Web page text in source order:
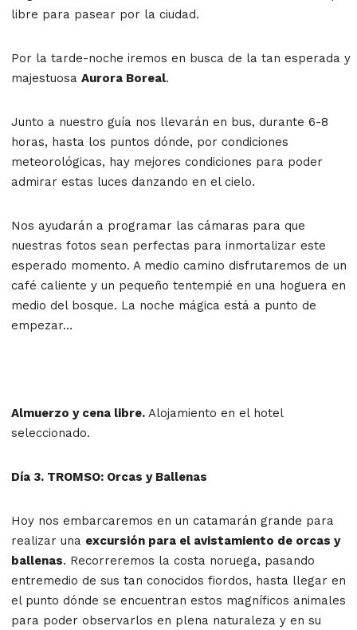
libre para pasear por la ciudad.
Por la tarde-noche iremos en busca de la tan esperada y
majestuosa Aurora Boreal.
Junto a nuestro guía nos llevarán en bus, durante 6-8
horas, hasta los puntos dónde, por condiciones
meteorológicas, hay mejores condiciones para poder
admirar estas luces danzando en el cielo.
Nos ayudarán a programar las cámaras para que
nuestras fotos sean perfectas para inmortalizar este
esperado momento. A medio camino disfrutaremos de un
café caliente y un pequeño tentempié en una hoguera en
medio del bosque. La noche mágica está a punto de
empezar…
Almuerzo y cena libre. Alojamiento en el hotel
seleccionado.
Día 3. TROMSO: Orcas y Ballenas
Hoy nos embarcaremos en un catamarán grande para
realizar una excursión para el avistamiento de orcas y
ballenas. Recorreremos la costa noruega, pasando
entremedio de sus tan conocidos fiordos, hasta llegar en
el punto dónde se encuentran estos magníficos animales
para poder observarlos en plena naturaleza y en su